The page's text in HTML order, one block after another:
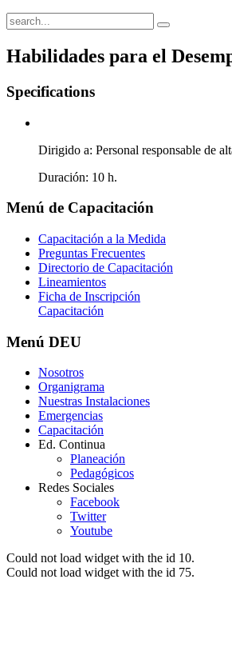
Habilidades para el
Specifications
Dirigido a: Personal responsable de
Duración: 10 h.
Menú de Capacitación
Capacitación a la Medida
Preguntas Frecuentes
Directorio de Capacitación
Lineamientos
Ficha de Inscripción
Capacitación
Menú DEU
Nosotros
Organigrama
Nuestras Instalaciones
Emergencias
Capacitación
Ed. Continua
Planeación
Pedagógicos
Redes Sociales
Facebook
Twitter
Youtube
Could not load widget with the id 10.
Could not load widget with the id 75.